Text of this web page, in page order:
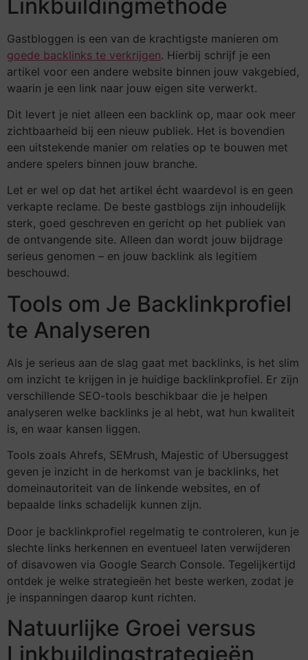
Linkbuildingmethode
Gastbloggen is een van de krachtigste manieren om
goede backlinks te verkrijgen. Hierbij schrijf je een
artikel voor een andere website binnen jouw vakgebied,
waarin je een link naar jouw eigen site verwerkt.
Dit levert je niet alleen een backlink op, maar ook meer
zichtbaarheid bij een nieuw publiek. Het is bovendien
een uitstekende manier om relaties op te bouwen met
andere spelers binnen jouw branche.
Let er wel op dat het artikel écht waardevol is en geen
verkapte reclame. De beste gastblogs zijn inhoudelijk
sterk, goed geschreven en gericht op het publiek van
de ontvangende site. Alleen dan wordt jouw bijdrage
serieus genomen – en jouw backlink als legitiem
beschouwd.
Tools om Je Backlinkprofiel
te Analyseren
Als je serieus aan de slag gaat met backlinks, is het slim
om inzicht te krijgen in je huidige backlinkprofiel. Er zijn
verschillende SEO-tools beschikbaar die je helpen
analyseren welke backlinks je al hebt, wat hun kwaliteit
is, en waar kansen liggen.
Tools zoals Ahrefs, SEMrush, Majestic of Ubersuggest
geven je inzicht in de herkomst van je backlinks, het
domeinautoriteit van de linkende websites, en of
bepaalde links schadelijk kunnen zijn.
Door je backlinkprofiel regelmatig te controleren, kun je
slechte links herkennen en eventueel laten verwijderen
of disavowen via Google Search Console. Tegelijkertijd
ontdek je welke strategieën het beste werken, zodat je
je inspanningen daarop kunt richten.
Natuurlijke Groei versus
Linkbuildingstrategieën